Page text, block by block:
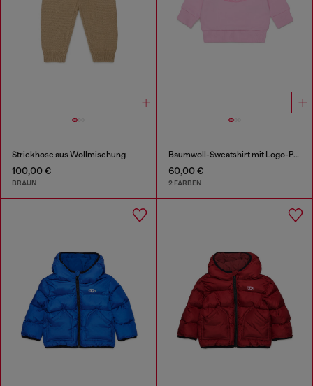
Strickhose aus Wollmischung
100,00 €
BRAUN
Baumwoll-Sweatshirt mit Logo-Print
60,00 €
2 FARBEN